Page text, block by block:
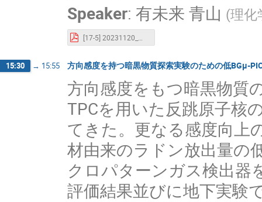
Speaker: 有未来 青山 (理化
15:30 → 15:55 方向感度を持つ暗黒物質探索実験のための低BGµ-
方向感度をもつ暗黒物質
TPCを用いた反跳原子核
てきた。更なる感度向上
材由来のラドン放出量の
クロパターンガス検出器
評価結果並びに地下実験